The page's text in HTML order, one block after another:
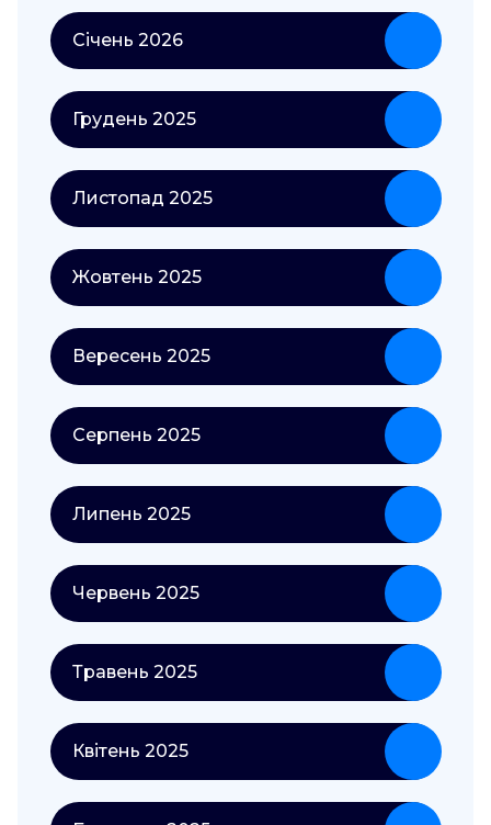
Січень 2026
Грудень 2025
Листопад 2025
Жовтень 2025
Вересень 2025
Серпень 2025
Липень 2025
Червень 2025
Травень 2025
Квітень 2025